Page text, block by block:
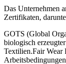
Das Unternehmen
Zertifikaten,
GOTS (Global
biologisch
Textilien.Fair Wear